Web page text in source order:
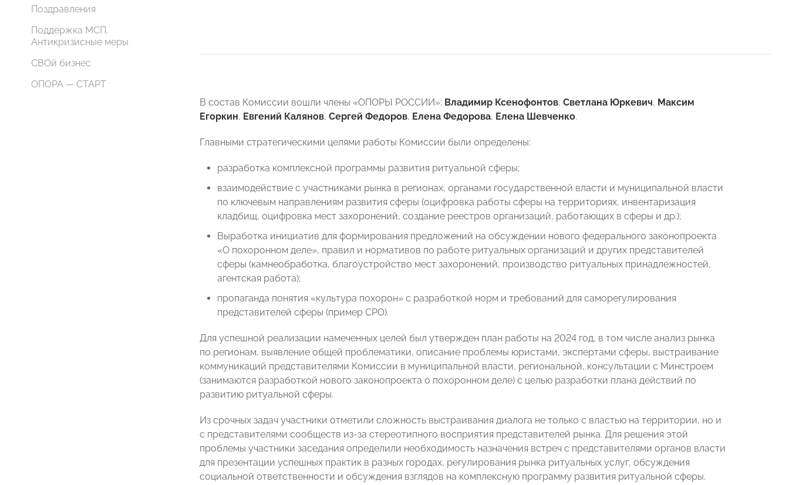
Поздравления
Поддержка МСП.
Антикризисные меры
СВОй бизнес
ОПОРА — СТАРТ
В состав Комиссии вошли члены «ОПОРЫ РОССИИ»: Владимир Ксенофонтов, Светлана Юркевич, Максим
Егоркин, Евгений Калянов, Сергей Федоров, Елена Федорова, Елена Шевченко.
Главными стратегическими целями работы Комиссии были определены:
разработка комплексной программы развития ритуальной сферы;
взаимодействие с участниками рынка в регионах, органами государственной власти и муниципальной власти
по ключевым направлениям развития сферы (оцифровка работы сферы на территориях, инвентаризация
кладбищ, оцифровка мест захоронений, создание реестров организаций, работающих в сферы и др.);
Выработка инициатив для формирования предложений на обсуждении нового федерального законопроекта
«О похоронном деле», правил и нормативов по работе ритуальных организаций и других представителей
сферы (камнеобработка, благоустройство мест захоронений, производство ритуальных принадлежностей,
агентская работа);
пропаганда понятия «культура похорон» с разработкой норм и требований для саморегулирования
представителей сферы (пример СРО).
Для успешной реализации намеченных целей был утвержден план работы на 2024 год, в том числе анализ рынка
по регионам, выявление общей проблематики, описание проблемы юристами, экспертами сферы, выстраивание
коммуникаций представителями Комиссии в муниципальной власти, региональной, консультации с Минстроем
(занимаются разработкой нового законопроекта о похоронном деле) с целью разработки плана действий по
развитию ритуальной сферы.
Из срочных задач участники отметили сложность выстраивания диалога не только с властью на территории, но и
с представителями сообществ из-за стереотипного восприятия представителей рынка. Для решения этой
проблемы участники заседания определили необходимость назначения встреч с представителями органов власти
для презентации успешных практик в разных городах, регулирования рынка ритуальных услуг, обсуждения
социальной ответственности и обсуждения взглядов на комплексную программу развития ритуальной сферы.